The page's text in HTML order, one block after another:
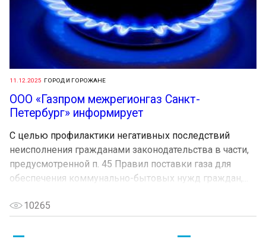
11.12.2025 ГОРОД И ГОРОЖАНЕ
ООО «Газпром межрегионгаз Санкт-
Петербург» информирует
С целью профилактики негативных последствий
неисполнения гражданами законодательства в части,
предусмотренной п. 45 Правил поставки газа для
обеспечения коммунально-бытовых нужд граждан,...
10265